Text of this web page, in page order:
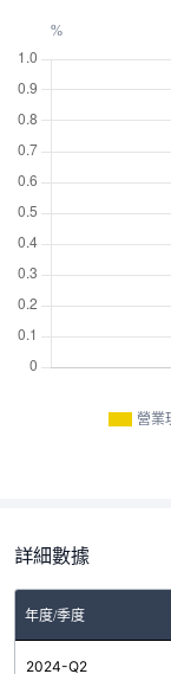
營業
詳細數據
年度/季度
2024-Q2